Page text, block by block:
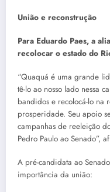
União e reconstrução
Para Eduardo Paes, a
recolocar o estado do
“Quaquá é uma grande
tê-lo ao nosso lado nessa
bandidos e recolocá-lo na
prosperidade. Seu apoio
campanhas de reeleição
Pedro Paulo ao Senado”,
A pré-candidata ao
importância da união: